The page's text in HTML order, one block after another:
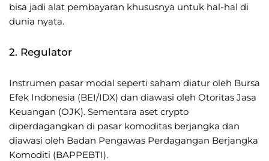
bisa jadi alat pembayaran khususnya untuk hal-hal di
dunia nyata.
2. Regulator
Instrumen pasar modal seperti saham diatur oleh Bursa
Efek Indonesia (BEI/IDX) dan diawasi oleh Otoritas Jasa
Keuangan (OJK). Sementara aset crypto
diperdagangkan di pasar komoditas berjangka dan
diawasi oleh Badan Pengawas Perdagangan Berjangka
Komoditi (BAPPEBTI).